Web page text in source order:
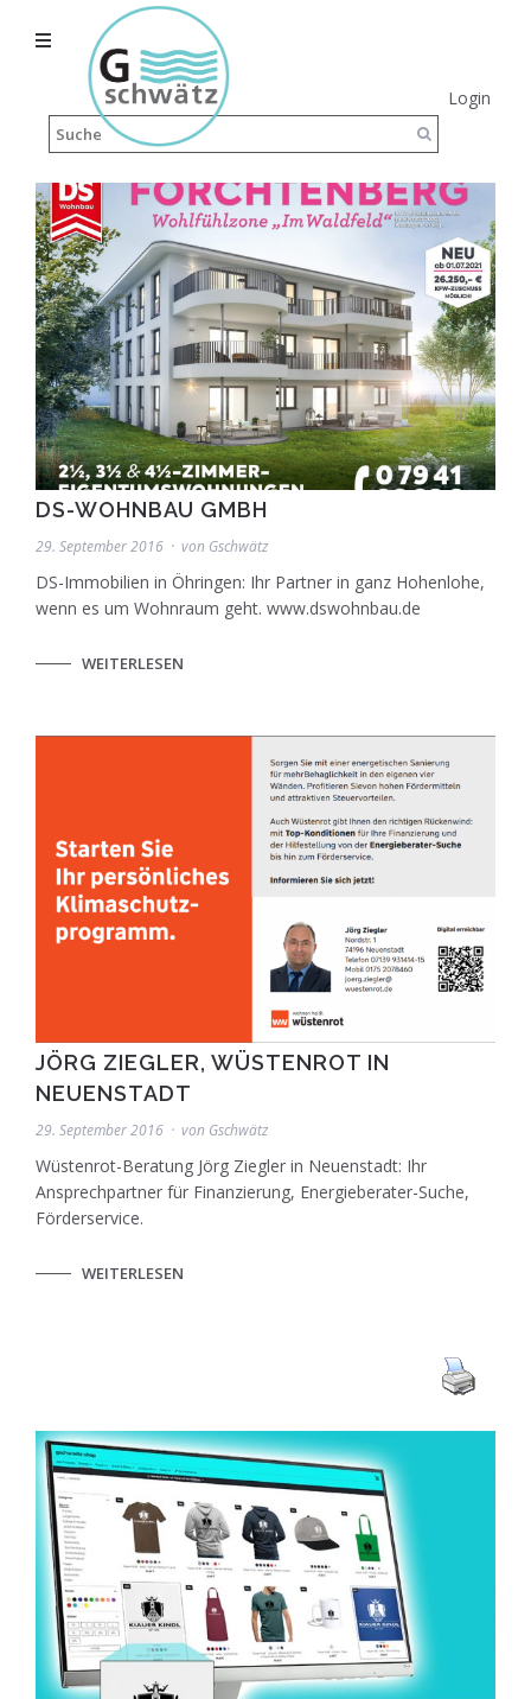
Login
DS-WOHNBAU GMBH
29. September 2016 von Gschwätz
DS-Immobilien in Öhringen: Ihr Partner in ganz Hohenlohe,
wenn es um Wohnraum geht. www.dswohnbau.de
WEITERLESEN
JÖRG ZIEGLER, WÜSTENROT IN
NEUENSTADT
29. September 2016 von Gschwätz
Wüstenrot-Beratung Jörg Ziegler in Neuenstadt: Ihr
Ansprechpartner für Finanzierung, Energieberater-Suche,
Förderservice.
WEITERLESEN